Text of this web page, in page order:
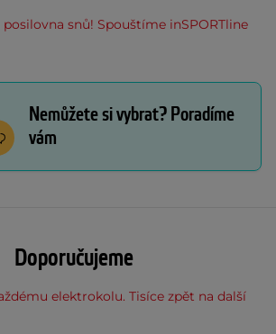
posilovna snů! Spouštíme inSPORTline
Nemůžete si vybrat? Poradíme
vám
Doporučujeme
elektrokolu. Tisíce zpět na další